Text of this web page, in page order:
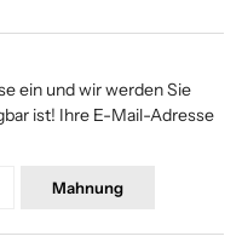
ein und wir werden Sie
ist! Ihre E-Mail-Adresse
Mahnung